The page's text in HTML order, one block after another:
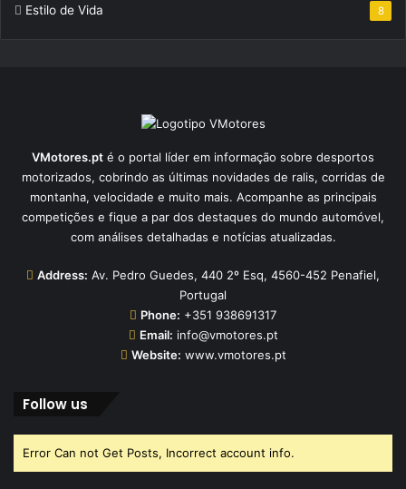
Estilo de Vida 8
VMotores.pt é o portal líder em informação sobre desportos
motorizados, cobrindo as últimas novidades de ralis, corridas de
montanha, velocidade e muito mais. Acompanhe as principais
competições e fique a par dos destaques do mundo automóvel,
com análises detalhadas e notícias atualizadas.
Address: Av. Pedro Guedes, 440 2º Esq, 4560-452 Penafiel,
Portugal
Phone: +351 938691317
Email: info@vmotores.pt
Website: www.vmotores.pt
Follow us
Error Can not Get Posts, Incorrect account info.